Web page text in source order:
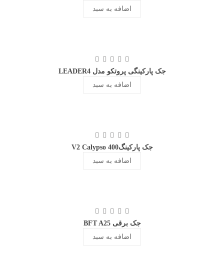
اضافه به سبد
جک پارکینگی پروتکو مدل LEADER4
اضافه به سبد
جک پارکینگV2 Calypso 400
اضافه به سبد
جک برقی BFT A25
اضافه به سبد